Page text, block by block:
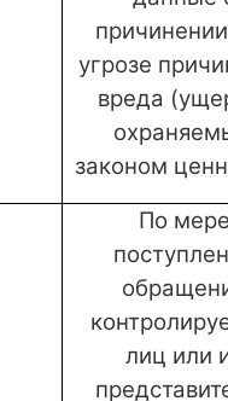
угрозе
вреда
законом
По
лиц или